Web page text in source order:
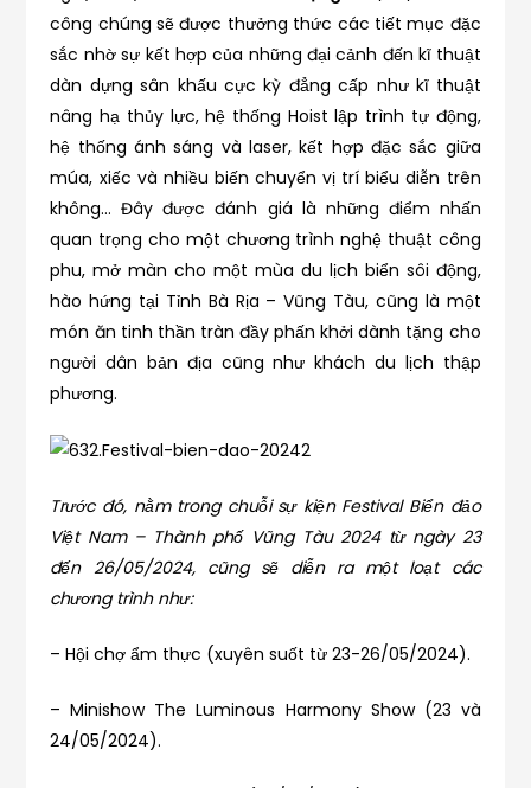
công chúng sẽ được thưởng thức các tiết mục đặc
sắc nhờ sự kết hợp của những đại cảnh đến kĩ thuật
dàn dựng sân khấu cực kỳ đẳng cấp như kĩ thuật
nâng hạ thủy lực, hệ thống Hoist lập trình tự động,
hệ thống ánh sáng và laser, kết hợp đặc sắc giữa
múa, xiếc và nhiều biến chuyển vị trí biểu diễn trên
không… Đây được đánh giá là những điểm nhấn
quan trọng cho một chương trình nghệ thuật công
phu, mở màn cho một mùa du lịch biển sôi động,
hào hứng tại Tỉnh Bà Rịa – Vũng Tàu, cũng là một
món ăn tinh thần tràn đầy phấn khởi dành tặng cho
người dân bản địa cũng như khách du lịch thập
phương.
Trước đó, nằm trong chuỗi sự kiện Festival Biển đảo
Việt Nam – Thành phố Vũng Tàu 2024 từ ngày 23
đến 26/05/2024, cũng sẽ diễn ra một loạt các
chương trình như:
– Hội chợ ẩm thực (xuyên suốt từ 23-26/05/2024).
– Minishow The Luminous Harmony Show (23 và
24/05/2024).